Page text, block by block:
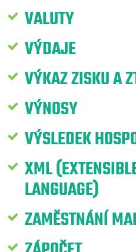
VALUTY
VÝDAJE
VÝKAZ ZISKU A
VÝNOSY
VÝSLEDEK
XML
LANGUAGE)
ZAMĚSTNÁNÍ